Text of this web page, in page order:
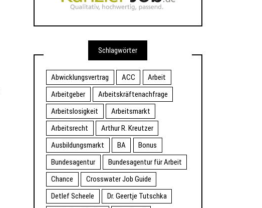
Schlagwörter
Abwicklungsvertrag ACC
Arbeit
Arbeitgeber
Arbeitskräftenachfrage
Arbeitslosigkeit
Arbeitsmarkt
Arbeitsrecht
Arthur R. Kreutzer
Ausbildungsmarkt
BA
Bonus
Bundesagentur
Bundesagentur für Arbeit
Chance
Crosswater Job Guide
Detlef Scheele
Dr. Geertje Tutschka